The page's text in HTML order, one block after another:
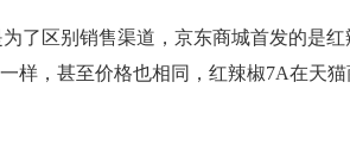
了区别销售渠道，京东商城首发的是
，甚至价格也相同，红辣椒7A在天猫